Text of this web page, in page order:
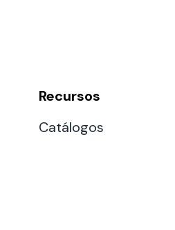
Recursos
Catálogos